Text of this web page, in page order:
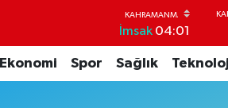
İmsak 04:01
Ekonomi Spor Sağlık